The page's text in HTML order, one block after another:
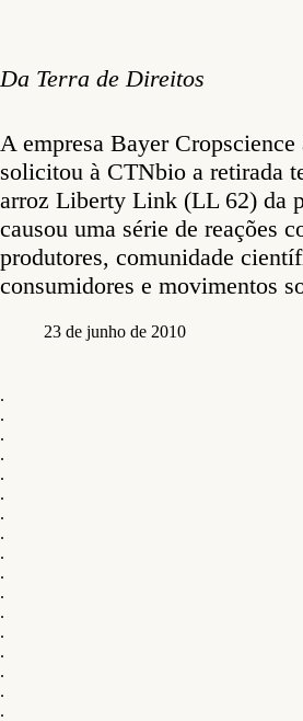
Da Terra de Direitos
A empresa Bayer
solicitou à CTNbio a retirada
arroz Liberty Link (LL 62) da
causou uma série de reações
produtores, comunidade
consumidores e movimentos
23 de junho de 2010
.
.
.
.
.
.
.
.
.
.
.
.
.
.
.
.
.